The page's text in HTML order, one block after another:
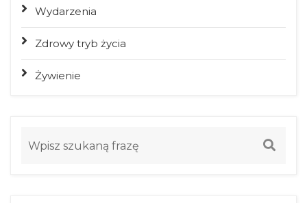
Wydarzenia
Zdrowy tryb życia
Żywienie